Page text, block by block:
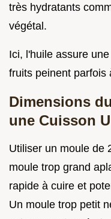
très hydratants
végétal.
Ici, l'huile assure
fruits peinent parfois
Dimensions
une Cuisson
Utiliser un moule de
moule trop grand
rapide à cuire et
Un moule trop petit